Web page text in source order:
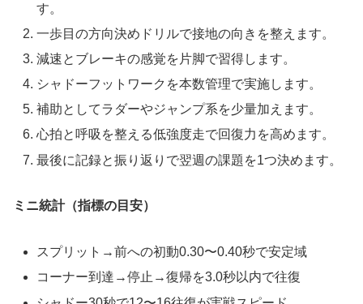
す。
一歩目の方向決めドリルで接地の向きを整えます。
減速とブレーキの感覚を片脚で習得します。
シャドーフットワークを本数管理で実施します。
補助としてラダーやジャンプ系を少量加えます。
心拍と呼吸を整える低強度走で回復力を高めます。
最後に記録と振り返りで翌週の課題を1つ決めます。
ミニ統計（指標の目安）
スプリット→前への初動0.30〜0.40秒で安定域
コーナー到達→停止→復帰を3.0秒以内で往復